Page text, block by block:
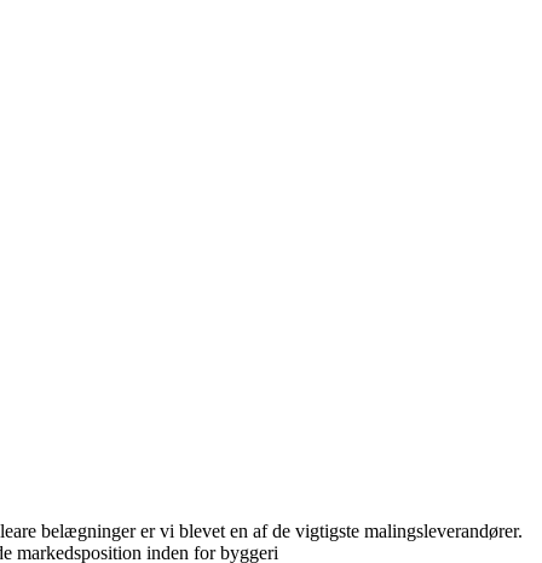
belægninger er vi blevet en af ​​de vigtigste malingsleverandører.
markedsposition inden for byggeri